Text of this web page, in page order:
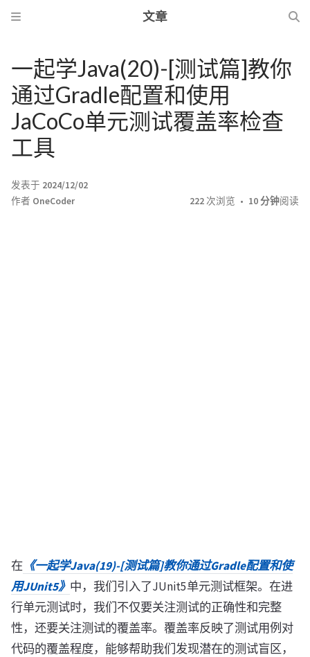
文章
一起学Java(20)-[测试篇]教你
通过Gradle配置和使用
JaCoCo单元测试覆盖率检查
工具
发表于 2024/12/02
作者 OneCoder 222次浏览 10 分钟阅读
在 《一起学Java(19)-[测试篇]教你通过Gradle配置和使
用JUnit5》 中，我们引入了JUnit5单元测试框架。在进
行单元测试时，我们不仅要关注测试的正确性和完整
性，还要关注测试的覆盖率。覆盖率反映了测试用例对
代码的覆盖程度，能够帮助我们发现潜在的测试盲区，